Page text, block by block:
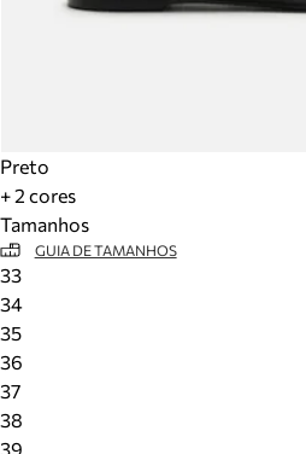
Preto
+ 2 cores
Tamanhos
GUIA DE TAMANHOS
33
34
35
36
37
38
39